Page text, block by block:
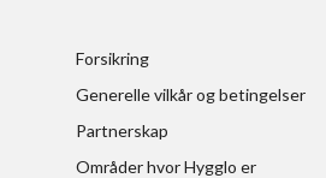
Forsikring
Generelle vilkår og betingelser
Partnerskap
Områder hvor Hygglo er